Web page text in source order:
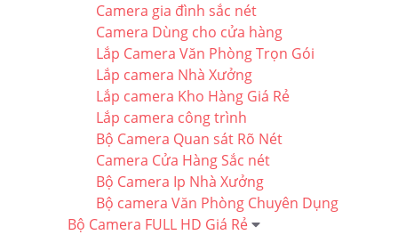
Camera gia đình sắc nét
Camera Dùng cho cửa hàng
Lắp Camera Văn Phòng Trọn Gói
Lắp camera Nhà Xưởng
Lắp camera Kho Hàng Giá Rẻ
Lắp camera công trình
Bộ Camera Quan sát Rõ Nét
Camera Cửa Hàng Sắc nét
Bộ Camera Ip Nhà Xưởng
Bộ camera Văn Phòng Chuyên Dụng
Bộ Camera FULL HD Giá Rẻ